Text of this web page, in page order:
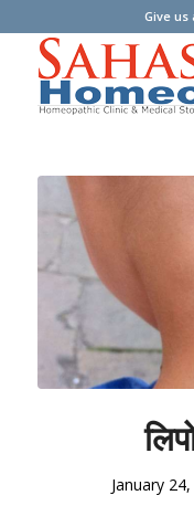
Give us
January 24,